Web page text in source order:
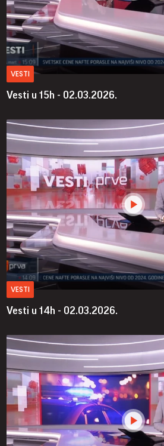
VESTI
Vesti u 15h - 02.03.2026.
VESTI
Vesti u 14h - 02.03.2026.